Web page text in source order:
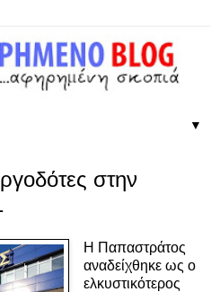
▼
στην
Η Παπαστράτος
αναδείχθηκε ως ο
ελκυστικότερος